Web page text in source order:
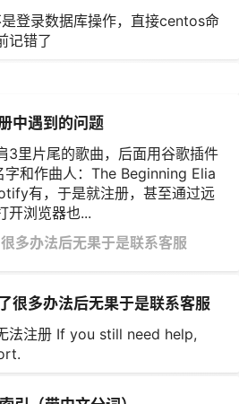
登录数据库操作，直接centos命
记错了
中遇到的问题
3里片尾的歌曲，后面用谷歌插件
和作曲人：The Beginning Elia
有，于是就注册，甚至通过远
开浏览器也...
多办法后无果于是联系客服
很多办法后无果于是联系客服
法注册 If you still need help,